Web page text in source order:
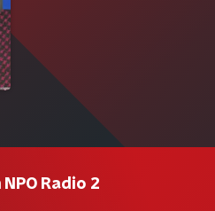
NPO Radio 2